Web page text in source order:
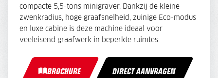
compacte 5,5-tons minigraver. Dankzij de kleine
zwenkradius, hoge graafsnelheid, zuinige Eco-modus
en luxe cabine is deze machine ideaal voor
veeleisend graafwerk in beperkte ruimtes.
BROCHURE DIRECT AANVRAGEN